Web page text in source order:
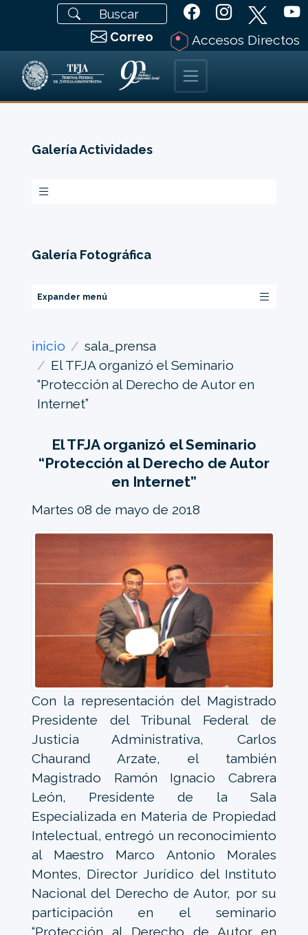
Correo Accesos Directos
Galería Actividades
Galería Fotográfica
Expander menú
inicio
sala_prensa
El TFJA organizó el Seminario
“Protección al Derecho de Autor en
Internet”
El TFJA organizó el Seminario
“Protección al Derecho de Autor
en Internet”
Martes 08 de mayo de 2018
Con la representación del Magistrado
Presidente del Tribunal Federal de
Justicia Administrativa, Carlos
Chaurand Arzate, el también
Magistrado Ramón Ignacio Cabrera
León, Presidente de la Sala
Especializada en Materia de Propiedad
Intelectual, entregó un reconocimiento
al Maestro Marco Antonio Morales
Montes, Director Jurídico del Instituto
Nacional del Derecho de Autor, por su
participación en el seminario
“Protección al Derecho de Autor en